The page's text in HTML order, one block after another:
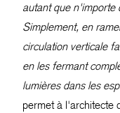
autant que n'importe
Simplement, en
circulation verticale
en les fermant
lumières dans les
permet à l'architecte